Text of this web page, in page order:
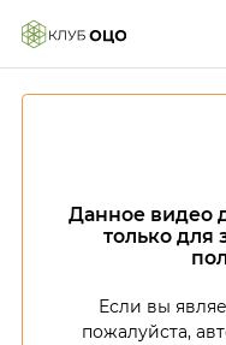
Данное видео
только для
Если вы
пожалуйста,